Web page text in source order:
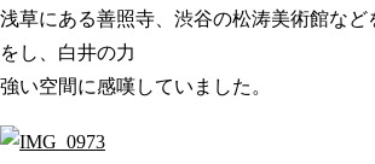
浅草にある善照寺、渋谷の松涛美術館など
をし、白井の力
強い空間に感嘆していました。